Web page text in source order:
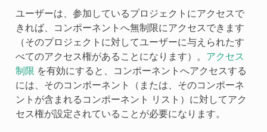
ユーザーは、参加しているプロジェクトにアクセスで
きれば、コンポーネントへ無制限にアクセスできます
（そのプロジェクトに対してユーザーに与えられたす
べてのアクセス権があることになります）。 アクセス
制限 を有効にすると、コンポーネントへアクセスする
には、そのコンポーネント（または、そのコンポーネ
ントが含まれるコンポーネント リスト）に対してアク
セス権が設定されていることが必要になります。